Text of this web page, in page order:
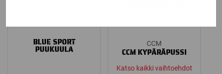
BLUE SPORT
PUUKUULA
CCM
CCM KYPÄRÄPUSSI
Katso kaikki vaihtoehdot